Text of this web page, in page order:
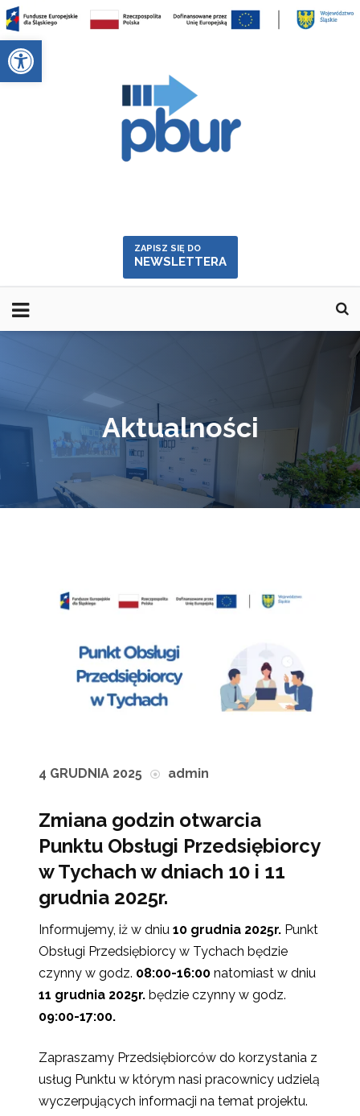
Otwórz pasek narzędzi
Skip
to
content
ZAPISZ SIĘ DO
NEWSLETTERA
Aktualności
4 GRUDNIA 2025 admin
Zmiana godzin otwarcia
Punktu Obsługi Przedsiębiorcy
w Tychach w dniach 10 i 11
grudnia 2025r.
Informujemy, iż w dniu 10 grudnia 2025r. Punkt
Obsługi Przedsiębiorcy w Tychach będzie
czynny w godz. 08:00-16:00 natomiast w dniu
11 grudnia 2025r. będzie czynny w godz.
09:00-17:00.
Zapraszamy Przedsiębiorców do korzystania z
usług Punktu w którym nasi pracownicy udzielą
wyczerpujących informacji na temat projektu.